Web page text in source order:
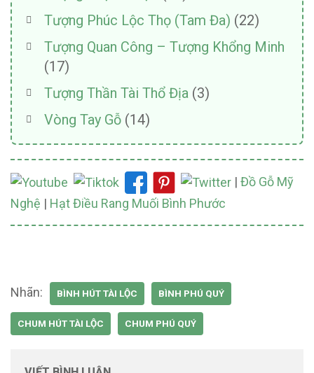
Tượng Phúc Lộc Thọ (Tam Đa) (22)
Tượng Quan Công – Tượng Khổng Minh
(17)
Tượng Thần Tài Thổ Địa(3)
Vòng Tay Gỗ(14)
| Đồ Gỗ Mỹ
Nghệ | Hạt Điều Rang Muối Bình Phước
Nhãn: BÌNH HÚT TÀI LỘC BÌNH PHÚ QUÝ
CHUM HÚT TÀI LỘC CHUM PHÚ QUÝ